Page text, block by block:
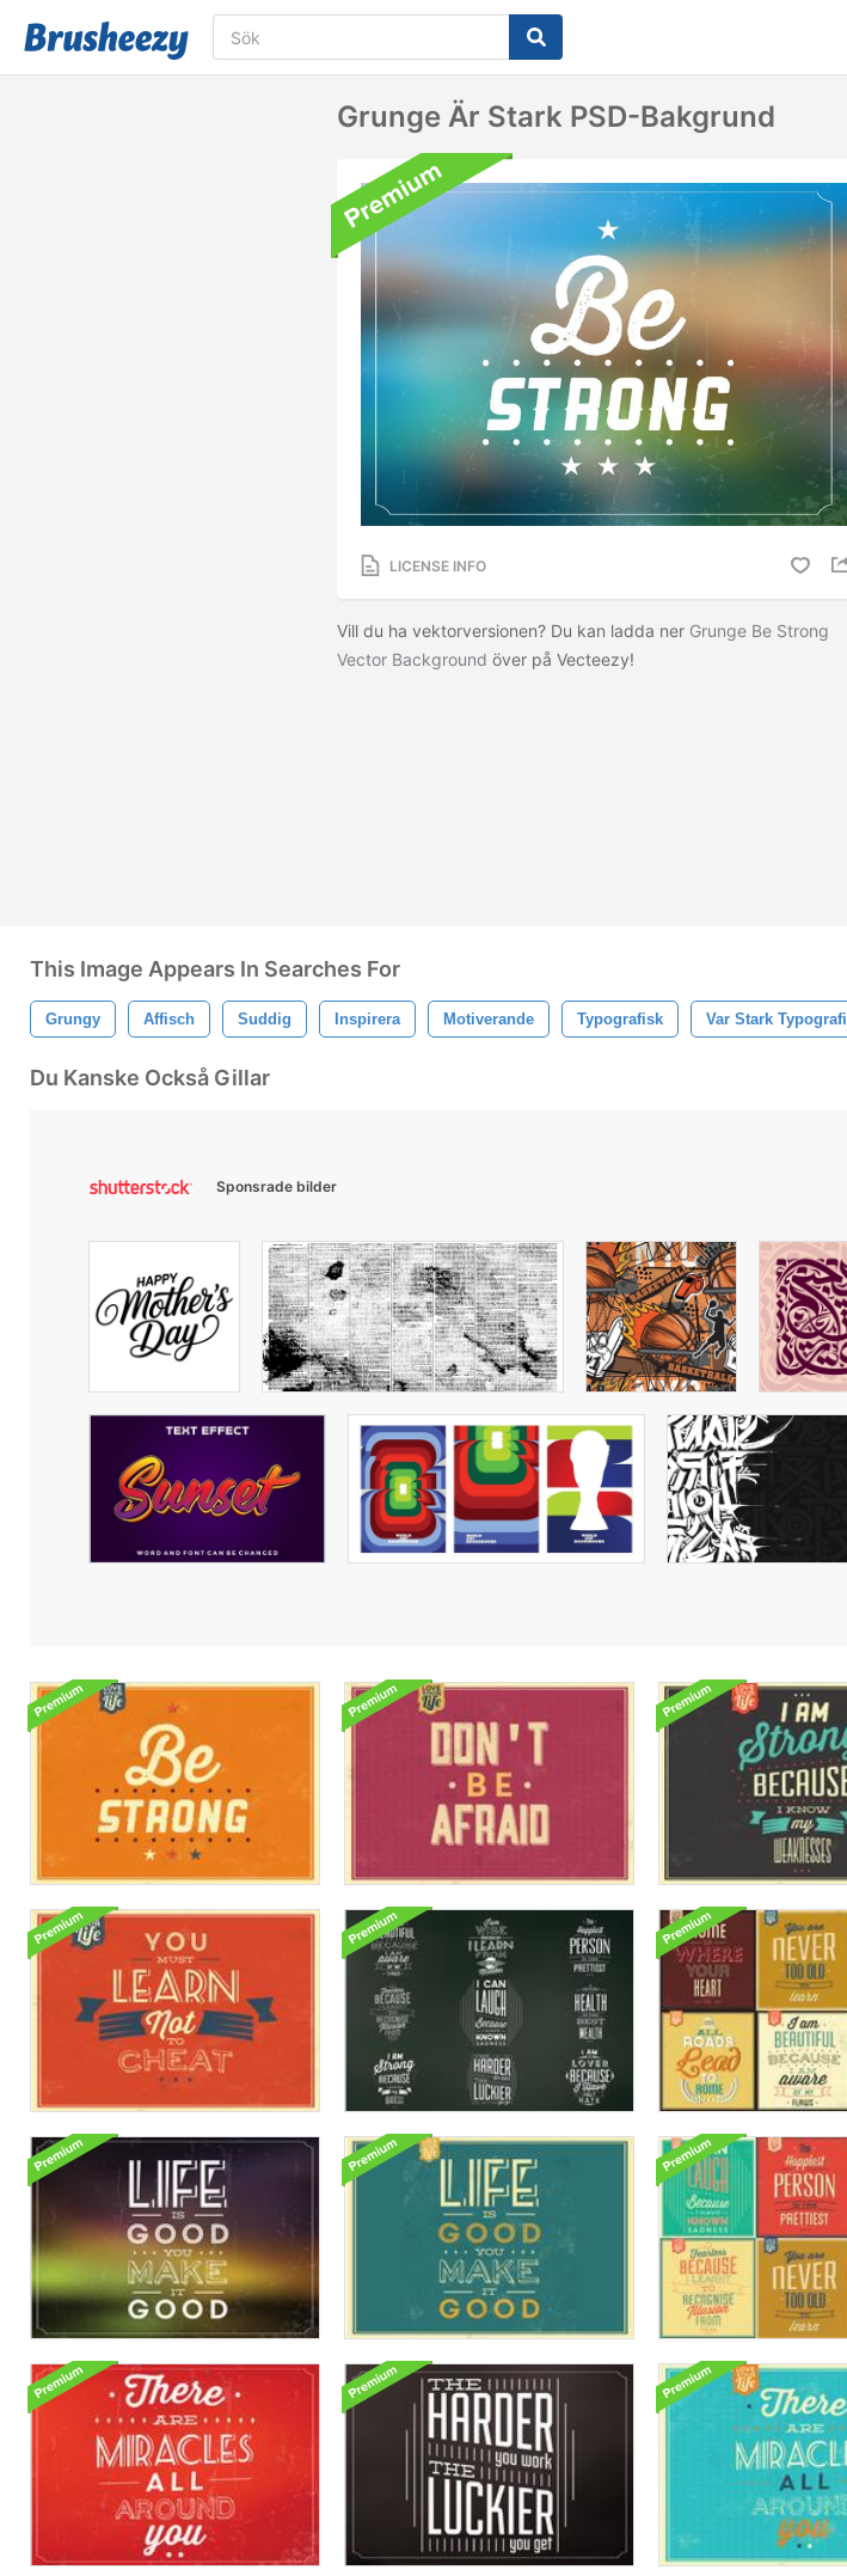
Grunge Är Stark PSD-Bakgrund
LICENSE INFO
Vill du ha vektorversionen? Du kan ladda ner Grunge Be Strong
Vector Background över på Vecteezy!
This Image Appears In Searches For
Grungy Affisch Suddig Inspirera Motiverande Typografisk Var Stark Typografi
Du Kanske Också Gillar
Sponsrade bilder